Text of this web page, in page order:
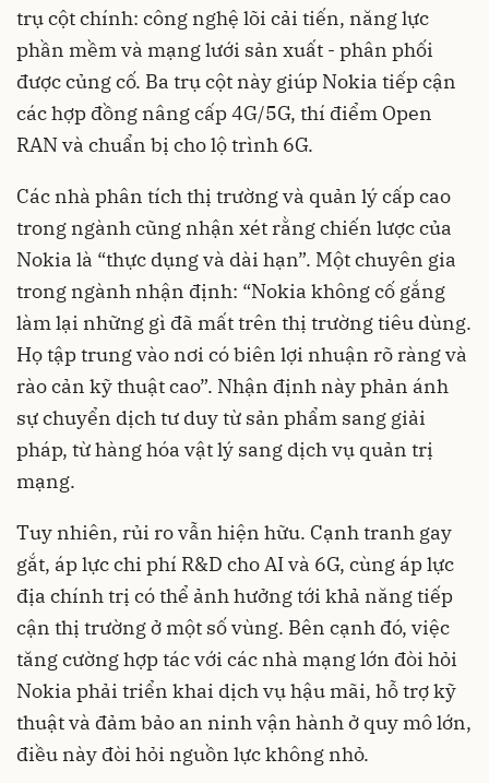
trụ cột chính: công nghệ lõi cải tiến, năng lực
phần mềm và mạng lưới sản xuất - phân phối
được củng cố. Ba trụ cột này giúp Nokia tiếp cận
các hợp đồng nâng cấp 4G/5G, thí điểm Open
RAN và chuẩn bị cho lộ trình 6G.
Các nhà phân tích thị trường và quản lý cấp cao
trong ngành cũng nhận xét rằng chiến lược của
Nokia là “thực dụng và dài hạn”. Một chuyên gia
trong ngành nhận định: “Nokia không cố gắng
làm lại những gì đã mất trên thị trường tiêu dùng.
Họ tập trung vào nơi có biên lợi nhuận rõ ràng và
rào cản kỹ thuật cao”. Nhận định này phản ánh
sự chuyển dịch tư duy từ sản phẩm sang giải
pháp, từ hàng hóa vật lý sang dịch vụ quản trị
mạng.
Tuy nhiên, rủi ro vẫn hiện hữu. Cạnh tranh gay
gắt, áp lực chi phí R&D cho AI và 6G, cùng áp lực
địa chính trị có thể ảnh hưởng tới khả năng tiếp
cận thị trường ở một số vùng. Bên cạnh đó, việc
tăng cường hợp tác với các nhà mạng lớn đòi hỏi
Nokia phải triển khai dịch vụ hậu mãi, hỗ trợ kỹ
thuật và đảm bảo an ninh vận hành ở quy mô lớn,
điều này đòi hỏi nguồn lực không nhỏ.